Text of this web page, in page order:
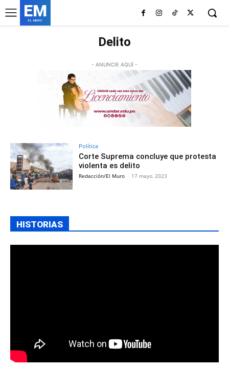
EM
EL MURO
Delito
- ANUNCIE AQUÍ -
Política
Corte Suprema concluye que protesta
violenta es delito
Redacción/El Muro - 17 mayo, 2023
HISTORIAS